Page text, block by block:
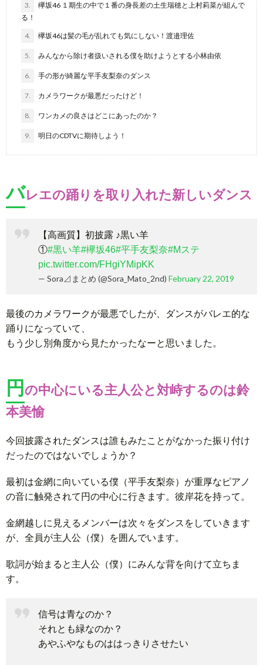
3.
欅坂46 １期生の中で１番の身長差の土生瑞穂と上村莉菜が組んで
る！
4. 欅坂46は髪の毛が乱れても気にしない！渡邉理佐
5. みんなから除け者扱いされる僕を助けようとする小林由依
6. 手の形が綺麗な平手友梨奈のダンス
7. カメラワークが最悪だったけど！
8. ワンカメの良さはどこにあったのか？
9. 明日のCDTVに期待しよう！
バレエの踊りを取り入れた新しいダンス
【高画質】初披露 ♪黒い羊
①#黒い羊#欅坂46#平手友梨奈#Mステ
pic.twitter.com/FHgiYMipKK
— Sora⊿まとめ (@Sora_Mato_2nd) February 22, 2019
最後のカメラワークが最悪でしたが、ダンスがバレエ的な
踊りになっていて、
もう少し別角度から見たかったなーと思いました。
円 の中心にいる主人公と対峙するのは鈴
本美愉
今回披露されたダンスは誰もみたことがなかった振り付け
だったのではないでしょうか？
最初は金網に向いている僕（平手友梨奈）が重厚なピアノ
の音に触発されて円の中心に行きます。彼岸花を持って。
金網越しに見えるメンバーは次々をダンスをしていきます
が、全員が主人公（僕）を囲んでいます。
歌詞が始まると主人公（僕）にみんな背を向けて立ちま
す。
信号は青なのか？
それとも緑なのか？
あやふやなものははっきりさせたい